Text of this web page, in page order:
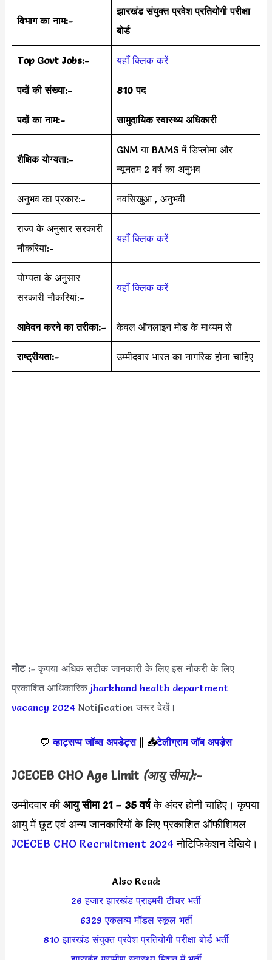
विभाग का नाम:-
झारखंड संयुक्त प्रवेश प्रतियोगी परीक्षा
बोर्ड
Top Govt Jobs:- यहाँ क्लिक करें
पदों की संख्या:- 810 पद
पदों का नाम:- सामुदायिक स्वास्थ्य अधिकारी
शैक्षिक योग्यता:-
GNM या BAMS में डिप्लोमा और
न्यूनतम 2 वर्ष का अनुभव
अनुभव का प्रकार:- नवसिखुआ , अनुभवी
राज्य के अनुसार सरकारी
नौकरियां:-
यहाँ क्लिक करें
योग्यता के अनुसार
सरकारी नौकरियां:-
यहाँ क्लिक करें
आवेदन करने का तरीका:– केवल ऑनलाइन मोड के माध्यम से
राष्ट्रीयता:- उम्मीदवार भारत का नागरिक होना चाहिए
नोट :-कृपया अधिक सटीक जानकारी के लिए इस नौकरी के लिए
प्रकाशित आधिकारिक jharkhand health department
vacancy 2024 Notification जरूर देखें।
💬 व्हाट्सप्प जॉब्स अपडेट्स|| 📥टेलीग्राम जॉब अपड़ेस
JCECEB CHO Age Limit (आयु सीमा):-
उम्मीदवार कीआयु सीमा 21 – 35 वर्षके अंदर होनी चाहिए। कृपया
आयु में छूट एवं अन्य जानकारियों के लिए प्रकाशित ऑफीशियल
JCECEB CHO Recruitment 2024 नोटिफिकेशन देखिये।
Also Read:
26 हजार झारखंड प्राइमरी टीचर भर्ती
6329 एकलव्य मॉडल स्कूल भर्ती
810 झारखंड संयुक्त प्रवेश प्रतियोगी परीक्षा बोर्ड भर्ती